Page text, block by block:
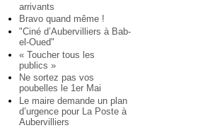
arrivants
Bravo quand même !
"Ciné d’Aubervilliers à Bab-
el-Oued"
« Toucher tous les
publics »
Ne sortez pas vos
poubelles le 1er Mai
Le maire demande un plan
d’urgence pour La Poste à
Aubervilliers